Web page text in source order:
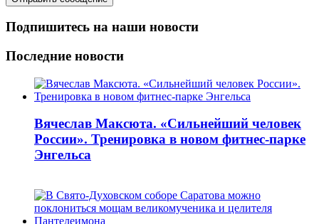
Подпишитесь на наши новости
Последние новости
Вячеслав Максюта. «Сильнейший человек
России». Тренировка в новом фитнес-парке
Энгельса